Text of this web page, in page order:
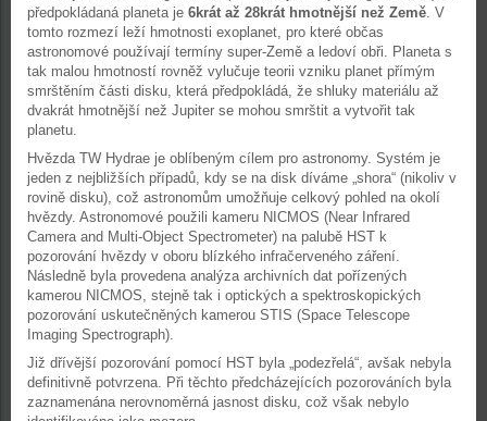
předpokládaná planeta je 6krát až 28krát hmotnější než Země. V
tomto rozmezí leží hmotnosti exoplanet, pro které občas
astronomové používají termíny super-Země a ledoví obři. Planeta s
tak malou hmotností rovněž vylučuje teorii vzniku planet přímým
smrštěním části disku, která předpokládá, že shluky materiálu až
dvakrát hmotnější než Jupiter se mohou smrštit a vytvořit tak
planetu.
Hvězda TW Hydrae je oblíbeným cílem pro astronomy. Systém je
jeden z nejbližších případů, kdy se na disk díváme „shora“ (nikoliv v
rovině disku), což astronomům umožňuje celkový pohled na okolí
hvězdy. Astronomové použili kameru NICMOS (Near Infrared
Camera and Multi-Object Spectrometer) na palubě HST k
pozorování hvězdy v oboru blízkého infračerveného záření.
Následně byla provedena analýza archivních dat pořízených
kamerou NICMOS, stejně tak i optických a spektroskopických
pozorování uskutečněných kamerou STIS (Space Telescope
Imaging Spectrograph).
Již dřívější pozorování pomocí HST byla „podezřelá“, avšak nebyla
definitivně potvrzena. Při těchto předcházejících pozorováních byla
zaznamenána nerovnoměrná jasnost disku, což však nebylo